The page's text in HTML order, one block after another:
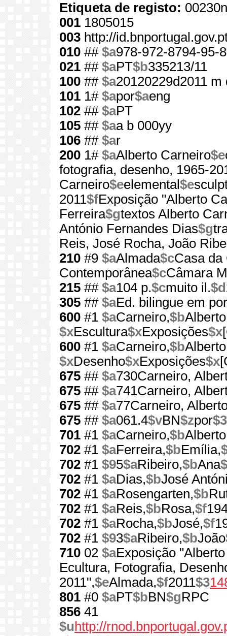
Etiqueta de registo:
001 1805015
003 http://
010 ## $a978-972-8794-95-8
021 ## $aPT$b335213/11
100 ## $a20120229d2011 m
101 1# $apor$aeng
102 ## $aPT
105 ## $aa b 000yy
106 ## $ar
200 1# $aAlberto Carneiro$e
fotografia, desenho, 1965-
Carneiro$eelemental$e
2011$fExposição "Alberto
Ferreira$gtextos Alberto
António Fernandes Dias$g
Reis, José Rocha, João
210 #9 $aAlmada$cCasa da
Contemporânea$cCâmara
215 ## $a104 p.$cmuito il.$d
305 ## $aEd. bilingue em
600 #1 $aCarneiro,$b
$xEscultura$xExposições$x
600 #1 $aCarneiro,$b
$xDesenho$xExposições$x
675 ## $a730Carneiro,
675 ## $a741Carneiro,
675 ## $a77Carneiro,
675 ## $a061.4$vBN$zpor$3
701 #1 $aCarneiro,$b
702 #1 $aFerreira,$bEmília,
702 #1 $95$aRibeiro,$bAna
702 #1 $aDias,$bJosé
702 #1 $aRosengarten,$b
702 #1 $aReis,$bRosa,$f
702 #1 $aRocha,$bJosé,$f
702 #1 $93$aRibeiro,$bJoão
710 02 $aExposição
Ecultura, Fotografia,
2011",$eAlmada,$f2011$3
801 #0 $aPT$bBN$gRPC
856 41
$u http://